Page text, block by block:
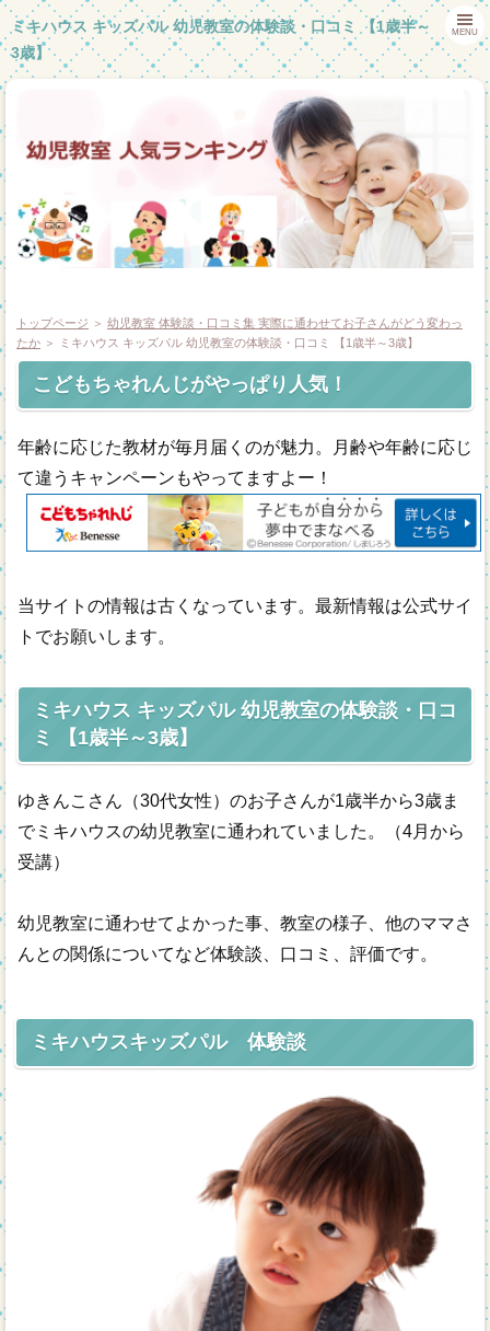
ミキハウス キッズパル 幼児教室の体験談・口コミ 【1歳半～
3歳】
MENU
ホーム
幼児教室体験談
幼児教室一覧
年齢別
通信教材
無料幼児教材
トップページ ＞ 幼児教室 体験談・口コミ集 実際に通わせてお子さんがどう変わっ
たか ＞ ミキハウス キッズパル 幼児教室の体験談・口コミ 【1歳半～3歳】
こどもちゃれんじがやっぱり人気！
年齢に応じた教材が毎月届くのが魅力。月齢や年齢に応じ
て違うキャンペーンもやってますよー！
当サイトの情報は古くなっています。最新情報は公式サイ
トでお願いします。
ミキハウス キッズパル 幼児教室の体験談・口コ
ミ 【1歳半～3歳】
ゆきんこさん（30代女性）のお子さんが1歳半から3歳ま
でミキハウスの幼児教室に通われていました。（4月から
受講）
幼児教室に通わせてよかった事、教室の様子、他のママさ
んとの関係についてなど体験談、口コミ、評価です。
ミキハウスキッズパル 体験談